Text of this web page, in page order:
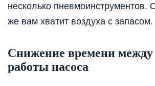
несколько пневмоинструментов.
же вам хватит воздуха с запасом.
Снижение времени
работы насоса